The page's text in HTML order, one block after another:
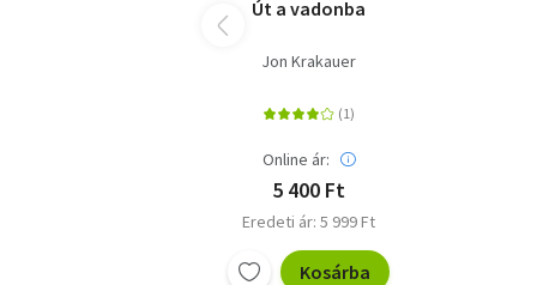
Út a vadonba
Jon Krakauer
Online ár:
5 400 Ft
Eredeti ár: 5 999 Ft
Kosárba